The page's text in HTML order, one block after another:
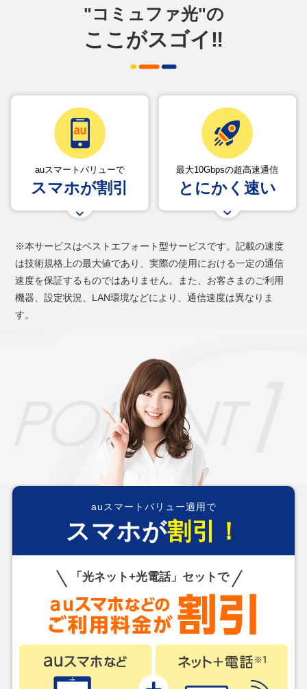
"コミュファ光"の
ここがスゴイ‼
auスマートバリューで
スマホが割引
最大10Gbpsの超高速通信
とにかく速い
※本サービスはベストエフォート型サービスです。記載の速度
は技術規格上の最大値であり、実際の使用における一定の通信
速度を保証するものではありません。また、お客さまのご利用
機器、設定状況、LAN環境などにより、通信速度は異なりま
す。
auスマートバリュー適用で
スマホが割引！
「光ネット+光電話」セットで